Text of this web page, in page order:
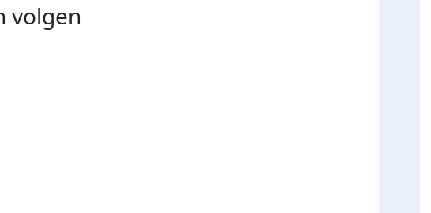
volgen